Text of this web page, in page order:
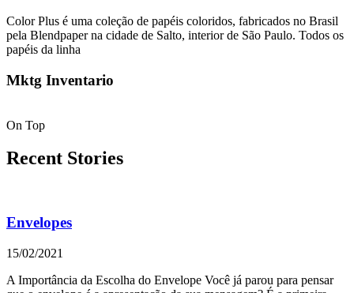
Color Plus é uma coleção de papéis coloridos, fabricados no Brasil
pela Blendpaper na cidade de Salto, interior de São Paulo. Todos os
papéis da linha
Mktg Inventario
On Top
Recent Stories
Envelopes
15/02/2021
A Importância da Escolha do Envelope Você já parou para pensar